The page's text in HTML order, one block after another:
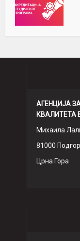
АГЕНЦИЈА
КВАЛИТЕТА
Михаила
81000
Црна Гора